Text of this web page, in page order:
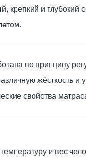
крепкий и глубокий
по принципу
жёсткость и
свойства
и вес